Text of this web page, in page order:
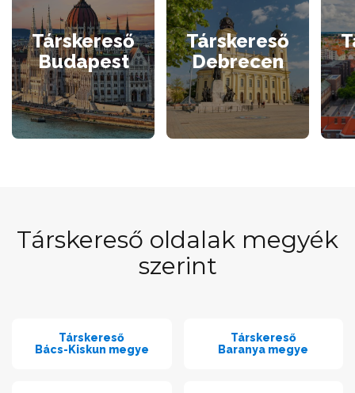
Társkereső
Budapest
Társkereső
Debrecen
Társkereső oldalak megyék
szerint
Társkereső
Bács-Kiskun megye
Társkereső
Baranya megye